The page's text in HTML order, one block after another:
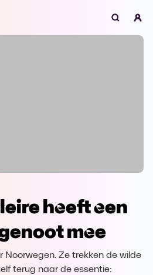
niet ondersteund
Download
Download
heeft een
mee
Noorwegen. Ze trekken de wilde
terug naar de essentie: